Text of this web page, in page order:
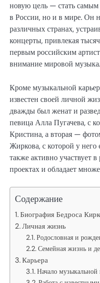
новую цель — стать самым
в России, но и в мире. Он
различных странах,
концерты, привлекая
первым российским
внимание мировой
Кроме музыкальной
известен своей личной
дважды был женат и
певица Алла Пугачева, с
Кристина, а вторая —
Жиркова, с которой у
также активно участвует
проектах и обладает
Содержание
Биография Бедроса
Личная жизнь
Родословная и
Семейная жизнь и
Карьера
Начало музыкальной